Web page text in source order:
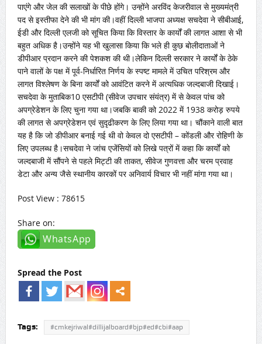
पाएंगे और जेल की सलाखों के पीछे होंगे। उन्होंने अरविंद केजरीवाल से मुख्यमंत्री
पद से इस्तीफा देने की भी मांग की।वहीं दिल्ली भाजपा अध्यक्ष सचदेवा ने सीबीआई,
ईडी और दिल्ली एलजी को सूचित किया कि विस्तार के कार्यों की लागत आशा से भी
बहुत अधिक है।उन्होंने यह भी खुलासा किया कि भले ही कुछ बोलीदाताओं ने
डीपीआर प्रदान करने की पेशकश की थी।लेकिन दिल्ली सरकार ने कार्यों के ठेके
पाने वालों के पक्ष में पूर्व-निर्धारित निर्णय के स्पष्ट मामले में उचित परिश्रम और
लागत विश्लेषण के बिना कार्यों को आवंटित करने में अत्यधिक जल्दबाजी दिखाई।
सचदेवा के मुताबिक10 एसटीपी (सीवेज उपचार संयंत्र) में से केवल पांच को
अपग्रेडेशन के लिए चुना गया था।जबकि बाकी को 2022 में 1938 करोड़ रुपये
की लागत से अपग्रेडेशन एवं सुदृढीकरण के लिए लिया गया था। चौंकाने वाली बात
यह है कि जो डीपीआर बनाई गई थी वो केवल दो एसटीपी – कोंडली और रोहिणी के
लिए उपलब्ध है।सचदेवा ने जांच एजेंसियों को लिखे पत्रों में कहा कि कार्यों को
जल्दबाजी में सौंपने से पहले मिट्टी की ताकत, सीवेज गुणवत्ता और चरम प्रवाह
डेटा और अन्य जैसे स्थानीय कारकों पर अनिवार्य विचार भी नहीं मांगा गया था।
Post View : 78615
Share on:
WhatsApp
Spread the Post
Tags: #cmkejriwal#dillijalboard#bjp#ed#cbi#aap